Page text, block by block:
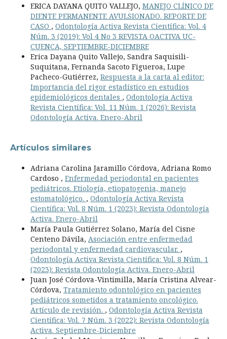
ERICA DAYANA QUITO VALLEJO, MANEJO CLÍNICO DE
DIENTE PERMANENTE AVULSIONADO. REPORTE DE
CASO , Odontología Activa Revista Científica: Vol. 4
Núm. 3 (2019): Vol 4 No 3 REVISTA OACTIVA UC-
CUENCA, SEPTIEMBRE-DICIEMBRE
Erica Dayana Quito Vallejo, Sandra Saquisili-
Suquitana, Fernanda Sacoto Figueroa, Lupe
Pacheco-Gutiérrez, Respuesta a la carta al editor:
Importancia del rigor estadístico en estudios
epidemiológicos dentales , Odontología Activa
Revista Científica: Vol. 11 Núm. 1 (2026): Revista
Odontología Activa. Enero-Abril
Artículos similares
Adriana Carolina Jaramillo Córdova, Adriana Romo
Cardoso , Enfermedad periodontal en pacientes
pediátricos. Etiología, etiopatogenia, manejo
estomatológico. , Odontología Activa Revista
Científica: Vol. 8 Núm. 1 (2023): Revista Odontología
Activa. Enero-Abril
María Paula Gutiérrez Solano, María del Cisne
Centeno Dávila, Asociación entre enfermedad
periodontal y enfermedad cardiovascular. ,
Odontología Activa Revista Científica: Vol. 8 Núm. 1
(2023): Revista Odontología Activa. Enero-Abril
Juan José Córdova-Vintimilla, María Cristina Alvear-
Córdova, Tratamiento odontológico en pacientes
pediátricos sometidos a tratamiento oncológico.
Artículo de revisión. , Odontología Activa Revista
Científica: Vol. 7 Núm. 3 (2022): Revista Odontología
Activa. Septiembre-Diciembre